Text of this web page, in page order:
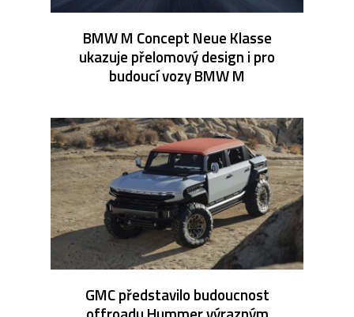
BMW M Concept Neue Klasse
ukazuje přelomový design i pro
budoucí vozy BMW M
GMC představilo budoucnost